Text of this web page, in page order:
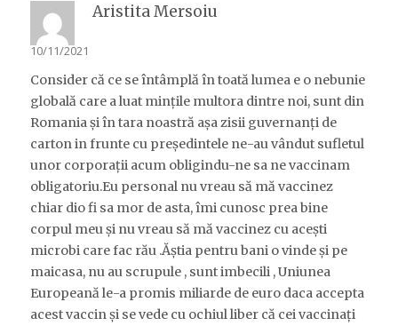
Aristita Mersoiu
10/11/2021
Consider că ce se întâmplă în toată lumea e o nebunie
globală care a luat mințile multora dintre noi, sunt din
Romania și în tara noastră așa zisii guvernanți de
carton in frunte cu președintele ne-au vândut sufletul
unor corporații acum obligindu-ne sa ne vaccinam
obligatoriu.Eu personal nu vreau să mă vaccinez
chiar dio fi sa mor de asta, îmi cunosc prea bine
corpul meu și nu vreau să mă vaccinez cu acești
microbi care fac rău .Ăștia pentru bani o vinde și pe
maicasa, nu au scrupule , sunt imbecili , Uniunea
Europeană le-a promis miliarde de euro daca accepta
acest vaccin și se vede cu ochiul liber că cei vaccinați